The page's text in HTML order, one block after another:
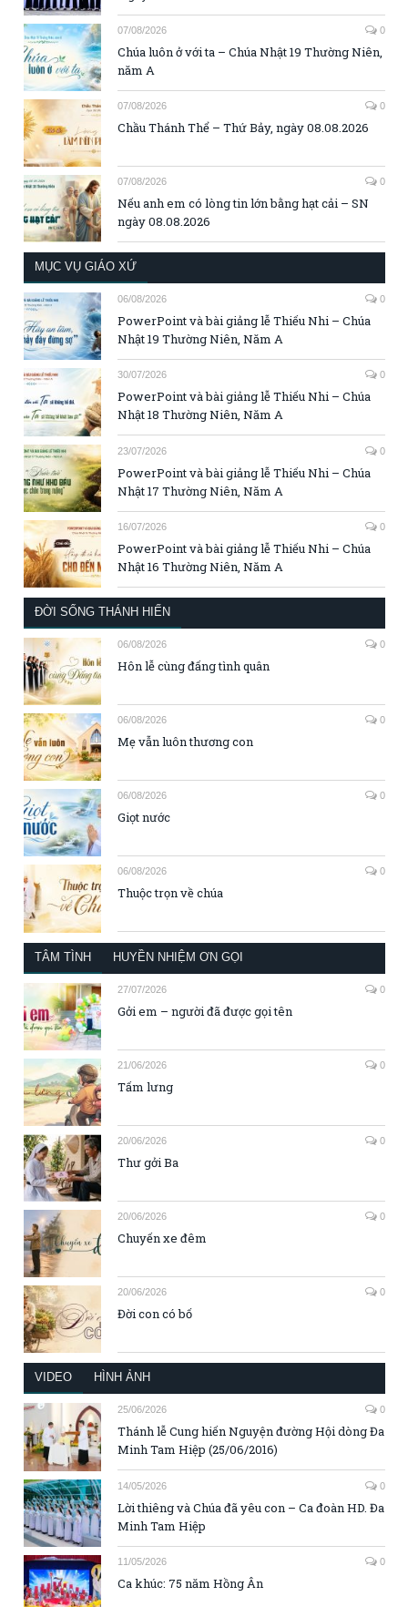
07/08/2026 0
Chúa luôn ở với ta – Chúa Nhật 19 Thường Niên,
năm A
07/08/2026 0
Chầu Thánh Thể – Thứ Bảy, ngày 08.08.2026
07/08/2026 0
Nếu anh em có lòng tin lớn bằng hạt cải – SN
ngày 08.08.2026
MỤC VỤ GIÁO XỨ
06/08/2026 0
PowerPoint và bài giảng lễ Thiếu Nhi – Chúa
Nhật 19 Thường Niên, Năm A
30/07/2026 0
PowerPoint và bài giảng lễ Thiếu Nhi – Chúa
Nhật 18 Thường Niên, Năm A
23/07/2026 0
PowerPoint và bài giảng lễ Thiếu Nhi – Chúa
Nhật 17 Thường Niên, Năm A
16/07/2026 0
PowerPoint và bài giảng lễ Thiếu Nhi – Chúa
Nhật 16 Thường Niên, Năm A
ĐỜI SỐNG THÁNH HIẾN
06/08/2026 0
Hôn lễ cùng đấng tình quân
06/08/2026 0
Mẹ vẫn luôn thương con
06/08/2026 0
Giọt nước
06/08/2026 0
Thuộc trọn về chúa
TÂM TÌNH HUYỀN NHIỆM ƠN GỌI
27/07/2026 0
Gởi em – người đã được gọi tên
21/06/2026 0
Tấm lưng
20/06/2026 0
Thư gởi Ba
20/06/2026 0
Chuyến xe đêm
20/06/2026 0
Đời con có bố
VIDEO HÌNH ẢNH
25/06/2026 0
Thánh lễ Cung hiến Nguyện đường Hội dòng Đa
Minh Tam Hiệp (25/06/2016)
14/05/2026 0
Lời thiêng và Chúa đã yêu con – Ca đoàn HD. Đa
Minh Tam Hiệp
11/05/2026 0
Ca khúc: 75 năm Hồng Ân